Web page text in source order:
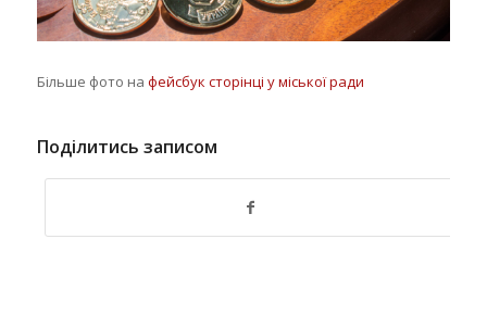
Більше фото на фейсбук сторінці у міської ради
Поділитись записом